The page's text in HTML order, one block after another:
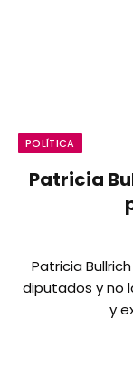
POLÍTICA
Patricia
Patricia
diputados y no
y